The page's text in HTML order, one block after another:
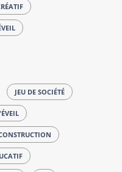
JEU DE SOCIÉTÉ